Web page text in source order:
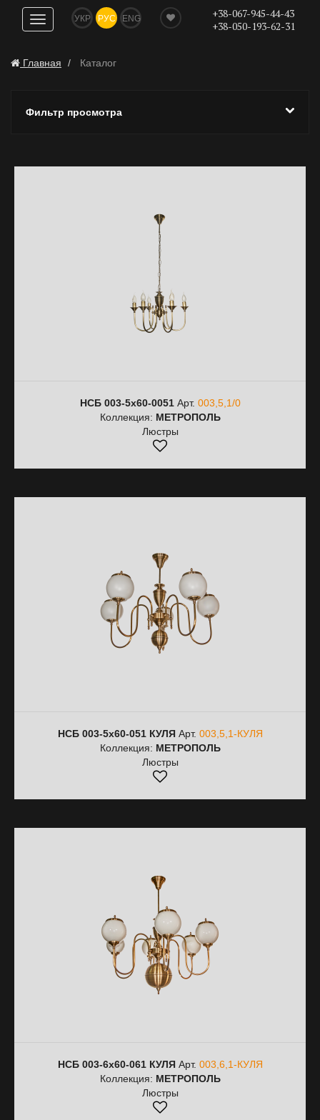
Показать
навигацию
УКР РУС ENG
+38-067-945-44-43
+38-050-193-62-31
Главная Каталог
Фильтр просмотра
НСБ 003-5х60-0051Арт. 003,5,1/0
Коллекция: МЕТРОПОЛЬ
Люстры
НСБ 003-5х60-051 КУЛЯАрт. 003,5,1-КУЛЯ
Коллекция: МЕТРОПОЛЬ
Люстры
НСБ 003-6х60-061 КУЛЯАрт. 003,6,1-КУЛЯ
Коллекция: МЕТРОПОЛЬ
Люстры